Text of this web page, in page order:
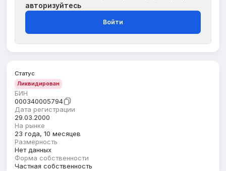
авторизуйтесь
Войти
Статус
Ликвидирован
БИН
000340005794
Дата регистрации
29.03.2000
На рынке
23 года, 10 месяцев
Размерность
Нет данных
Форма собственности
Частная собственность